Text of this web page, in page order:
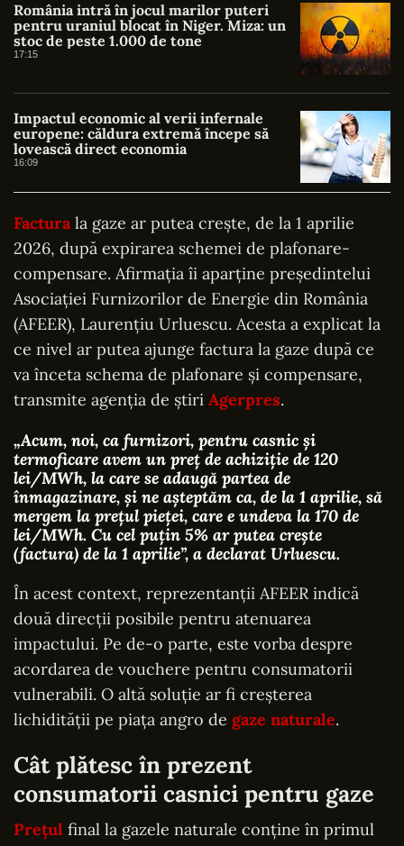
România intră în jocul marilor puteri
pentru uraniul blocat în Niger. Miza: un
stoc de peste 1.000 de tone
17:15
Impactul economic al verii infernale
europene: căldura extremă începe să
lovească direct economia
16:09
Facturala gaze ar putea crește, de la 1 aprilie
2026, după expirarea schemei de plafonare-
compensare. Afirmația îi aparține președintelui
Asociației Furnizorilor de Energie din România
(AFEER), Laurențiu Urluescu. Acesta a explicat la
ce nivel ar putea ajunge factura la gaze după ce
va înceta schema de plafonare și compensare,
transmite agenția de știri Agerpres.
„Acum, noi, ca furnizori, pentru casnic şi
termoficare avem un preţ de achiziţie de 120
lei/MWh, la care se adaugă partea de
înmagazinare, şi ne aşteptăm ca, de la 1 aprilie, să
mergem la preţul pieţei, care e undeva la 170 de
lei/MWh. Cu cel puţin 5% ar putea creşte
(factura) de la 1 aprilie”, a declarat Urluescu.
În acest context, reprezentanții AFEER indică
două direcții posibile pentru atenuarea
impactului. Pe de-o parte, este vorba despre
acordarea de vouchere pentru consumatorii
vulnerabili. O altă soluție ar fi creșterea
lichidității pe piața angro de gaze naturale.
Cât plătesc în prezent
consumatorii casnici pentru gaze
Prețul final la gazele naturale conține în primul